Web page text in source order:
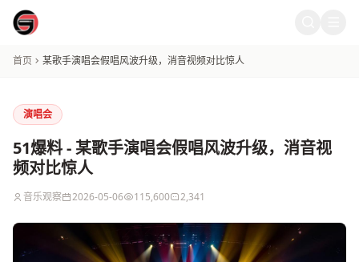
首页 某歌手演唱会假唱风波升级，消音视频对比惊人
演唱会
51爆料 - 某歌手演唱会假唱风波升级，消音视
频对比惊人
音乐观察 2026-05-06 115,600 2,341